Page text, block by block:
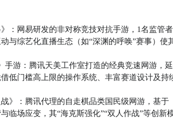
：网易研发的非对称竞技对抗手游，1名监管
与综艺化直播生态（如“深渊的呼唤”赛事）使
手游：腾讯天美工作室打造的经典竞速网游，
低门槛高上限的操作系统、丰富赛道设计及持
》：腾讯代理的自走棋品类国民级网游，基
临场应变，其“海克斯强化”“双人作战”等创新